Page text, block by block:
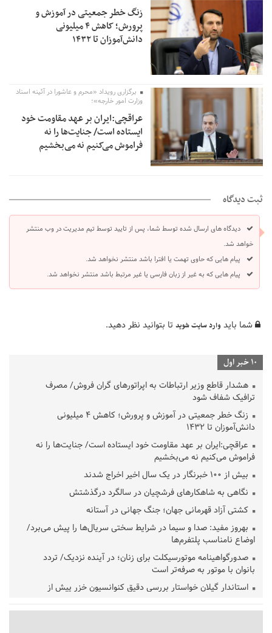
زنگ خطر جمعیتی در آموزش و
پرورش؛ کاهش ۴ میلیونی
دانش‌آموزان تا ۱۴۳۲
برگزاری رویداد «محرم و عاشورا در آئینه اسناد
وزارت امور خارجه»؛
عراقچی:ایران بر عهد مقاومت خود
ایستاده است/ جنایت‌ها را نه
فراموش می‌کنیم نه می‌بخشیم
ثبت دیدگاه
دیدگاه های ارسال شده توسط شما، پس از تایید توسط تیم مدیریت در وب منتشر
خواهد شد.
پیام هایی که حاوی تهمت یا افترا باشد منتشر نخواهد شد.
پیام هایی که به غیر از زبان فارسی یا غیر مرتبط باشد منتشر نخواهد شد.
شما باید وارد سایت شوید تا بتوانید نظر دهید.
10 خبر اول
هشدار قاطع وزیر ارتباطات به اپراتورهای گران فروش/ مصرف
ترافیک شفاف شود
زنگ خطر جمعیتی در آموزش و پرورش؛ کاهش ۴ میلیونی
دانش‌آموزان تا ۱۴۳۲
عراقچی:ایران بر عهد مقاومت خود ایستاده است/ جنایت‌ها را نه
فراموش می‌کنیم نه می‌بخشیم
بیش از ۱۰۰ خبرنگار در یک سال اخیر اخراج شدند
نگاهی به شاهکارهای فرشچیان در سالگرد درگذشتش
کشتی آزاد قهرمانی جهان؛ جنگ جهانی در آستانه
بهروز مفید: صدا و سیما در شرایط سختی سریال‌ها را پیش می‌برد/
اوضاع نامناسب پلتفرم‌ها
صدورگواهینامه موتورسیکلت برای زنان؛ در آینده نزدیک/ تردد
بانوان با موتور به‌ صرفه‌تر است
استاندار گیلان خواستار بررسی دقیق کنوانسیون خزر پیش از